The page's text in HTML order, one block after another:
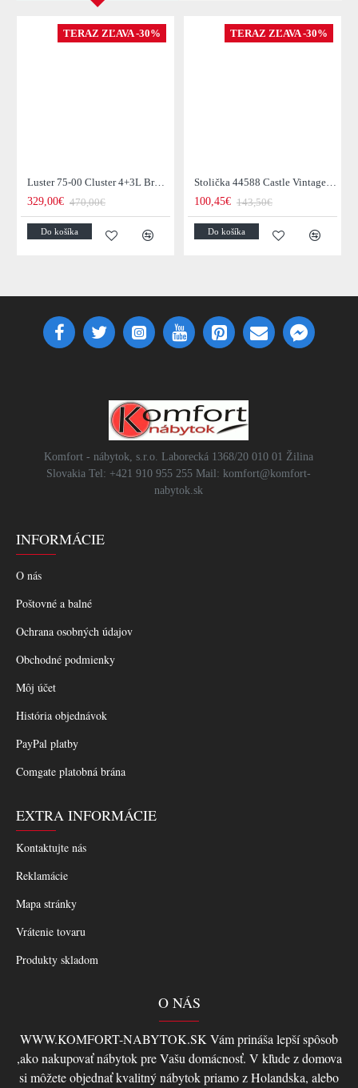
TERAZ ZĽAVA -30%
Luster 75-00 Cluster 4+3L Brown + Jantar Glass
329,00€ 470,00€
Do košíka
TERAZ ZĽAVA -30%
Stolička 44588 Castle Vintage Black
100,45€ 143,50€
Do košíka
Komfort - nábytok, s.r.o. Laborecká 1368/20 010 01 Žilina
Slovakia Tel: +421 910 955 255 Mail: komfort@komfort-
nabytok.sk
INFORMÁCIE
O nás
Poštovné a balné
Ochrana osobných údajov
Obchodné podmienky
Môj účet
História objednávok
PayPal platby
Comgate platobná brána
EXTRA INFORMÁCIE
Kontaktujte nás
Reklamácie
Mapa stránky
Vrátenie tovaru
Produkty skladom
O NÁS
WWW.KOMFORT-NABYTOK.SK Vám prináša lepší spôsob
,ako nakupovať nábytok pre Vašu domácnosť. V kľude z domova
si môžete objednať kvalitný nábytok priamo z Holandska, alebo